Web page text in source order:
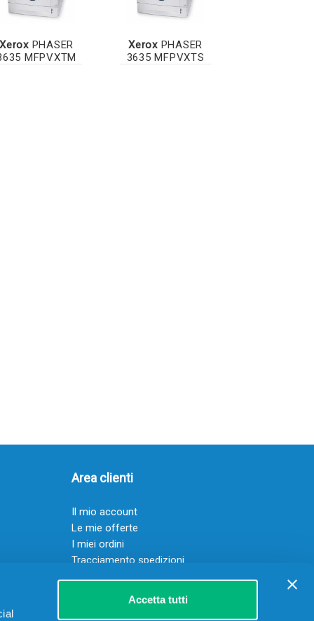
Accetta tutti
XeroxPHASER
MFPVXTM
XeroxPHASER
3635 MFPVXTS
Area clienti
Il mio account
Le mie offerte
I miei ordini
Tracciamento spedizioni
Resi
Servizio clienti